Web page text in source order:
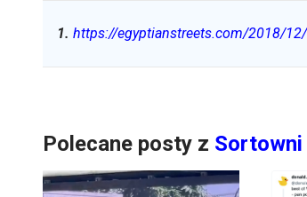
1. https://egyptianstreets.com/2018/
Polecane posty z Sortowni